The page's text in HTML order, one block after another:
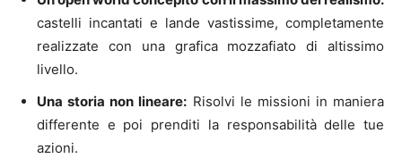
castelli incantati e lande vastissime, completamente
realizzate con una grafica mozzafiato di altissimo
livello.
Una storia non lineare: Risolvi le missioni in maniera
differente e poi prenditi la responsabilità delle tue
azioni.